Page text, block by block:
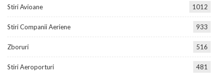
Stiri Avioane 1012
Stiri Companii Aeriene 933
Zboruri 516
Stiri Aeroporturi 481